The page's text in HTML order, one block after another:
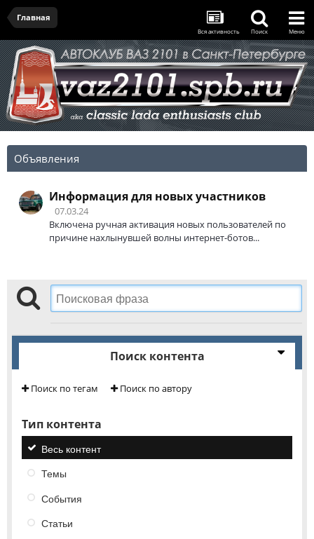
Главная
Вся активность Поиск Меню
Объявления
Информация для новых участников
07.03.24
Включена ручная активация новых пользователей по
причине нахлынувшей волны интернет-ботов...
Поиск контента
Поиск по тегам Поиск по автору
Тип контента
Весь контент
Темы
События
Статьи